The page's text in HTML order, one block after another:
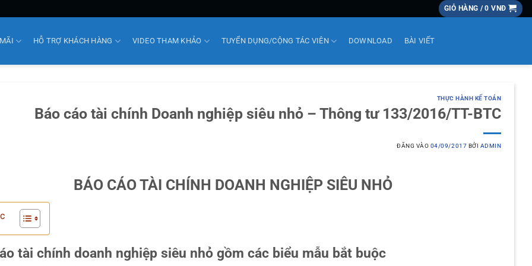
GIỎ HÀNG /0VNĐ
HỖ TRỢ KHÁCH HÀNG VIDEO THAM KHẢO TUYỂN DỤNG/CỘNG TÁC VIÊN DOWNLOAD BÀI VIẾT
THỰC HÀNH KẾ TOÁN
Báo cáo tài chính Doanh nghiệp siêu nhỏ – Thông tư 133/2016/TT-BTC
ĐĂNG VÀO 04/09/2017 BỞI ADMIN
BÁO CÁO TÀI CHÍNH DOANH NGHIỆP SIÊU NHỎ
tài chính doanh nghiệp siêu nhỏ gồm các biểu mẫu bắt buộc